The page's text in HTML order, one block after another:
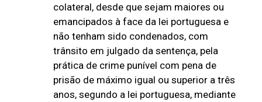
colateral, desde que sejam maiores ou
emancipados à face da lei portuguesa e
não tenham sido condenados, com
trânsito em julgado da sentença, pela
prática de crime punível com pena de
prisão de máximo igual ou superior a três
anos, segundo a lei portuguesa, mediante